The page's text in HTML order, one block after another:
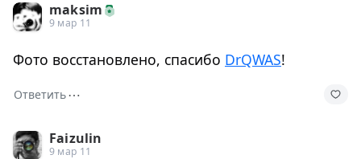
maksim
9 мар 11
Фото восстановлено, спасибо DrQWAS!
Ответить⋯
Faizulin
9 мар 11